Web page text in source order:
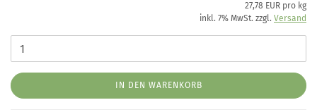
27,78 EUR pro kg
inkl. 7% MwSt. zzgl. Versand
IN DEN WARENKORB